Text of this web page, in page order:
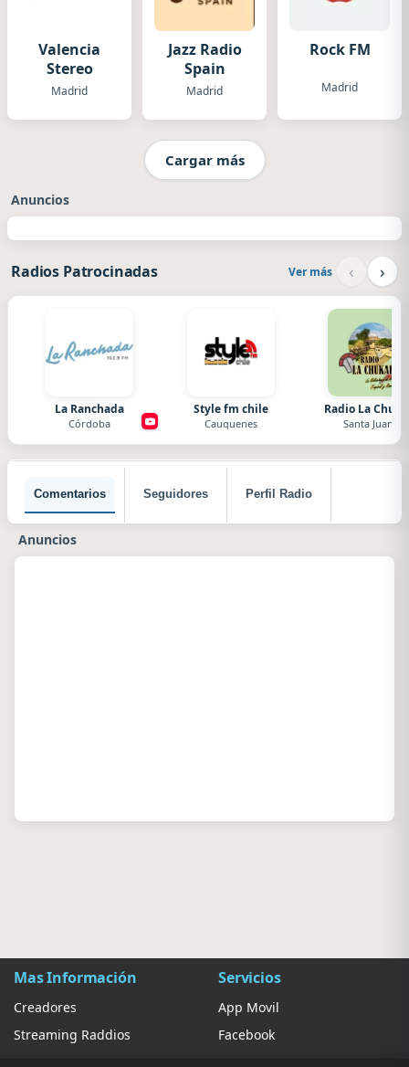
Valencia
Stereo
Madrid
Jazz Radio
Spain
Madrid
Rock FM
Madrid
Cargar más
Anuncios
Radios Patrocinadas Ver más ‹ ›
La Ranchada
Córdoba
Style fm chile
Cauquenes
Radio La
Santa Juana
Comentarios Seguidores Perfil Radio
Anuncios
Mas Información
Creadores
Streaming Raddios
Servicios
App Movil
Facebook